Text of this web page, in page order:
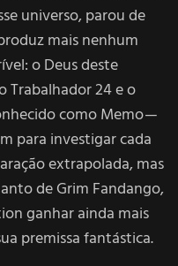
universo, parou de
mais nenhum
o Deus deste
Trabalhador 24 e o
como Memo —
para investigar cada
extrapolada, mas
de Grim Fandango,
ganhar ainda mais
premissa fantástica.